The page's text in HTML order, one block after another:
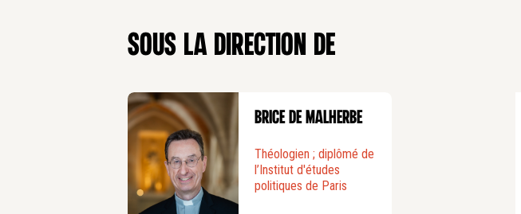
morcellement analytique tend à être compris comme un
dispositifs techniques induisent une objectivation du corps de
développements de la nano-médecine, de la médecine
médecine personnalisée. Or le corps vécu, auquel le médecin
celui d’une personne qui parle, qui souffre et qui se plaint. La
apporte un certain nombre de solutions qui visent à effacer la
mettant le corps à distance. Si les techniques sauvent des
instaurent également un clivage fort entre la personne et son
sous la direction de
Brice de Malherbe
Théologien ; diplômé de
l’Institut d'études
politiques de Paris